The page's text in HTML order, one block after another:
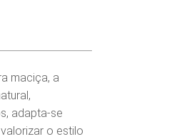
maciça, a
adapta-se
o estilo